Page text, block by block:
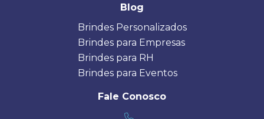
Blog
Brindes Personalizados
Brindes para Empresas
Brindes para RH
Brindes para Eventos
Fale Conosco